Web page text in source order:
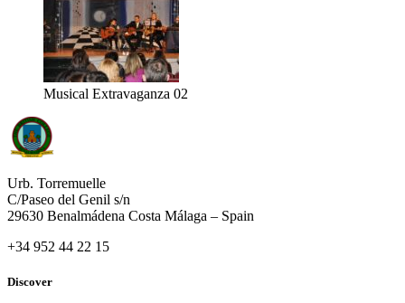
Musical Extravaganza 02
Urb. Torremuelle
C/Paseo del Genil s/n
29630 Benalmádena Costa Málaga – Spain
+34 952 44 22 15
Discover